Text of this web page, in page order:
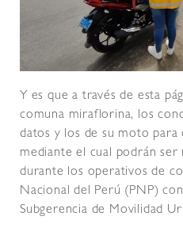
Y es que a través de esta
comuna miraflorina, los
datos y los de su moto
mediante el cual podrán ser
durante los operativos de
Nacional del Perú (PNP)
Subgerencia de Movilidad